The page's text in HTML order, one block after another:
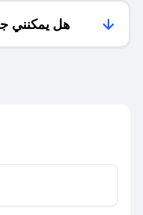
هل يمكنني